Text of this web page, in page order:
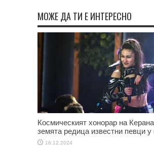
МОЖЕ ДА ТИ Е ИНТЕРЕСНО
Космическият хонорар на
земята редица известни певци у
16.12.2024